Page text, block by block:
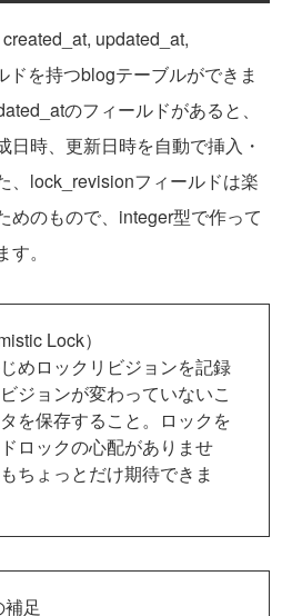
updated_at,
を持つblogテーブルができま
のフィールドがあると、
日時、更新日時を自動で挿入・
、lock_revisionフィールドは楽
めのもので、integer型で作って
。
Lock）
めロックリビジョンを記録
ジョンが変わっていないこ
を保存すること。ロックを
ロックの心配がありませ
ちょっとだけ期待できま
足